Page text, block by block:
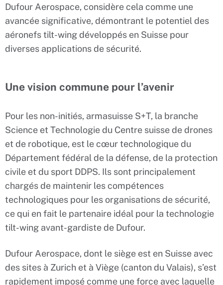
Dufour Aerospace, considère cela comme une
avancée significative, démontrant le potentiel des
aéronefs tilt-wing développés en Suisse pour
diverses applications de sécurité.
Une vision commune pour l’avenir
Pour les non-initiés, armasuisse S+T, la branche
Science et Technologie du Centre suisse de drones
et de robotique, est le cœur technologique du
Département fédéral de la défense, de la protection
civile et du sport DDPS. Ils sont principalement
chargés de maintenir les compétences
technologiques pour les organisations de sécurité,
ce qui en fait le partenaire idéal pour la technologie
tilt-wing avant-gardiste de Dufour.
Dufour Aerospace, dont le siège est en Suisse avec
des sites à Zurich et à Viège (canton du Valais), s’est
rapidement imposé comme une force avec laquelle